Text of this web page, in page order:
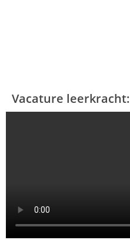
Vacature leerkracht: